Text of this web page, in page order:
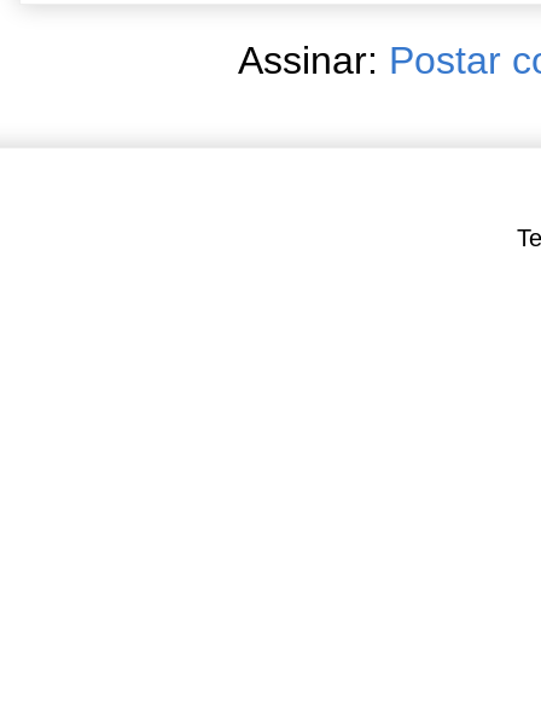
Assinar: Postar